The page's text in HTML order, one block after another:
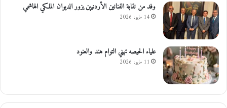
وفد من نقابة الفنانين الأردنيين يزور الديوان الملكي الهاشمي
14 مايو، 2026
علياء الحيصه تهني التوام هند والعنود
11 مايو، 2026